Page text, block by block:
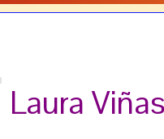
Laura